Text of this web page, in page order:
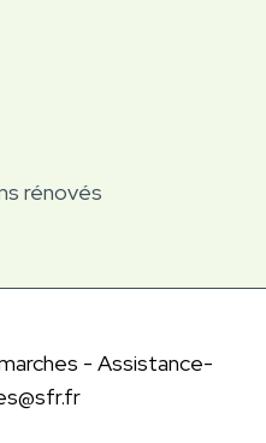
rénovés
- Assistance-